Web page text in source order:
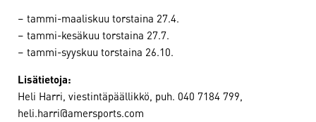
– tammi-maaliskuu torstaina 27.4.
– tammi-kesäkuu torstaina 27.7.
– tammi-syyskuu torstaina 26.10.
Lisätietoja:
Heli Harri, viestintäpäällikkö, puh. 040 7184 799,
heli.harri@amersports.com